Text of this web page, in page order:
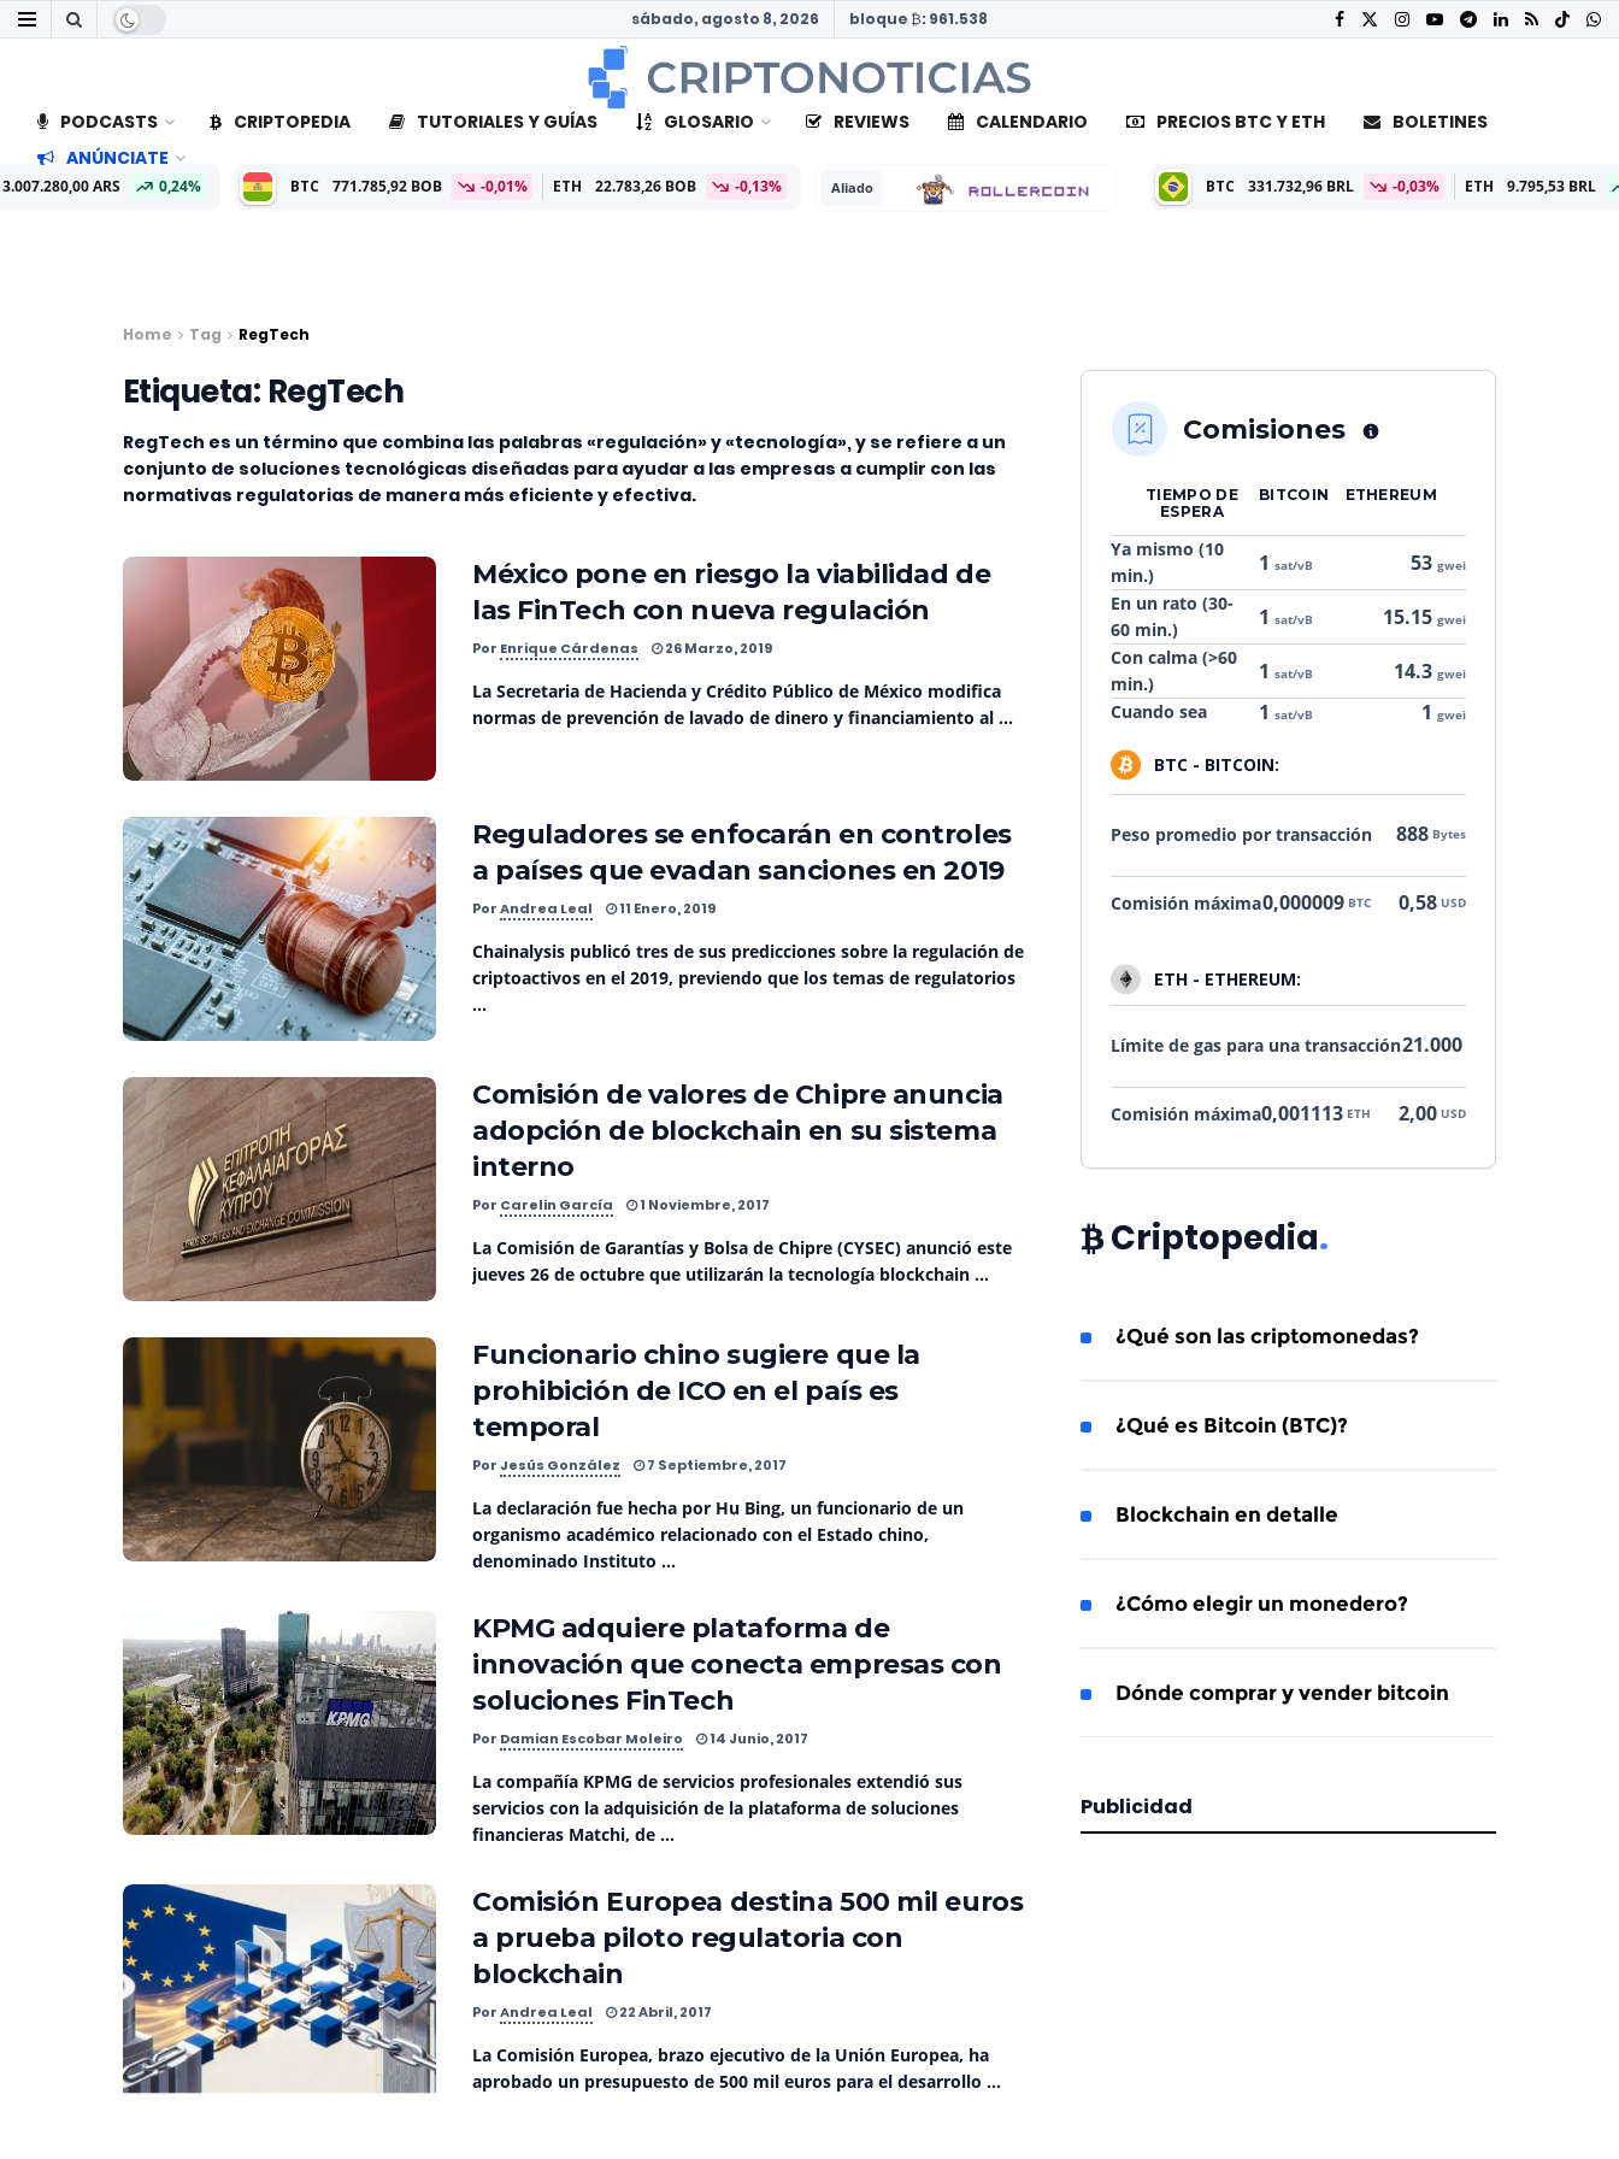
sábado, agosto 8, 2026 bloque ₿: 961.538
PODCASTS CRIPTOPEDIA TUTORIALES Y GUÍAS GLOSARIO REVIEWS CALENDARIO PRECIOS BTC Y ETH
BOLETINES
ANÚNCIATE
ARS 0,24% BTC 771.785,92 BOB -0,01% ETH 22.783,26 BOB -0,13% Aliado BTC 331.732,96 BRL -0,03% ETH 9.795,53 BRL 0,11%
Home Tag RegTech
Etiqueta: RegTech
RegTech es un término que combina las palabras «regulación» y «tecnología», y se refiere a un
conjunto de soluciones tecnológicas diseñadas para ayudar a las empresas a cumplir con las
normativas regulatorias de manera más eficiente y efectiva.
México pone en riesgo la viabilidad de
las FinTech con nueva regulación
Por Enrique Cárdenas 26 Marzo, 2019
La Secretaria de Hacienda y Crédito Público de México modifica
normas de prevención de lavado de dinero y financiamiento al ...
Reguladores se enfocarán en controles
a países que evadan sanciones en 2019
PorAndrea Leal 11 Enero, 2019
Chainalysis publicó tres de sus predicciones sobre la regulación de
criptoactivos en el 2019, previendo que los temas de regulatorios
...
Comisión de valores de Chipre anuncia
adopción de blockchain en su sistema
interno
Por Carelin García 1 Noviembre, 2017
La Comisión de Garantías y Bolsa de Chipre (CYSEC) anunció este
jueves 26 de octubre que utilizarán la tecnología blockchain ...
Funcionario chino sugiere que la
prohibición de ICO en el país es
temporal
PorJesús González 7 Septiembre, 2017
La declaración fue hecha por Hu Bing, un funcionario de un
organismo académico relacionado con el Estado chino,
denominado Instituto ...
KPMG adquiere plataforma de
innovación que conecta empresas con
soluciones FinTech
Por Damian Escobar Moleiro 14 Junio, 2017
La compañía KPMG de servicios profesionales extendió sus
servicios con la adquisición de la plataforma de soluciones
financieras Matchi, de ...
Comisión Europea destina 500 mil euros
a prueba piloto regulatoria con
blockchain
PorAndrea Leal 22 Abril, 2017
La Comisión Europea, brazo ejecutivo de la Unión Europea, ha
aprobado un presupuesto de 500 mil euros para el desarrollo ...
Comisiones
TIEMPO DE
ESPERA
BITCOIN ETHEREUM
Ya mismo (10
min.)
1 sat/vB 53 gwei
En un rato (30-
60 min.)
1 sat/vB 15.15 gwei
Con calma (>60
min.)
1 sat/vB 14.3 gwei
Cuando sea 1 sat/vB 1 gwei
BTC - BITCOIN:
Peso promedio por transacción 888 Bytes
Comisión máxima0,000009 BTC 0,58 USD
ETH - ETHEREUM:
Límite de gas para una transacción21.000
Comisión máxima0,001113 ETH 2,00 USD
Criptopedia.
¿Qué son las criptomonedas?
¿Qué es Bitcoin (BTC)?
Blockchain en detalle
¿Cómo elegir un monedero?
Dónde comprar y vender bitcoin
Publicidad